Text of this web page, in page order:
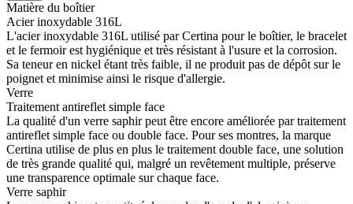
Matière du boîtier
Acier inoxydable 316L
L'acier inoxydable 316L utilisé par Certina pour le boîtier, le bracelet
et le fermoir est hygiénique et très résistant à l'usure et la corrosion.
Sa teneur en nickel étant très faible, il ne produit pas de dépôt sur le
poignet et minimise ainsi le risque d'allergie.
Verre
Traitement antireflet simple face
La qualité d'un verre saphir peut être encore améliorée par traitement
antireflet simple face ou double face. Pour ses montres, la marque
Certina utilise de plus en plus le traitement double face, une solution
de très grande qualité qui, malgré un revêtement multiple, préserve
une transparence optimale sur chaque face.
Verre saphir